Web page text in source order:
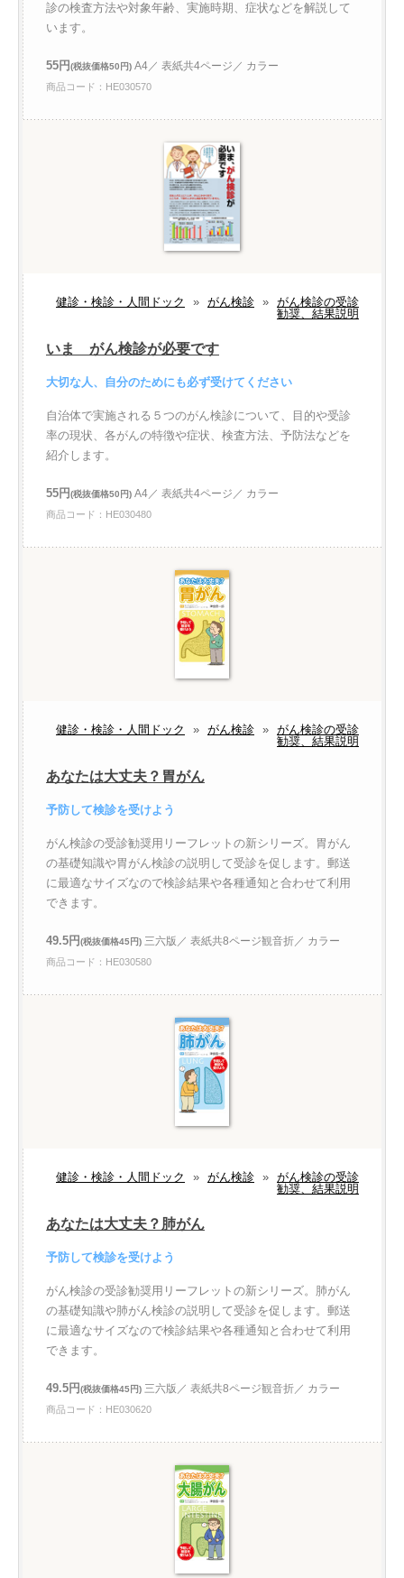
診の検査方法や対象年齢、実施時期、症状などを解説して
います。
55円(税抜価格50円) A4／ 表紙共4ページ／ カラー
商品コード：HE030570
健診・検診・人間ドック » がん検診 » がん検診の受診
勧奨、結果説明
いま がん検診が必要です
大切な人、自分のためにも必ず受けてください
自治体で実施される５つのがん検診について、目的や受診
率の現状、各がんの特徴や症状、検査方法、予防法などを
紹介します。
55円(税抜価格50円) A4／ 表紙共4ページ／ カラー
商品コード：HE030480
健診・検診・人間ドック » がん検診 » がん検診の受診
勧奨、結果説明
あなたは大丈夫？胃がん
予防して検診を受けよう
がん検診の受診勧奨用リーフレットの新シリーズ。胃がん
の基礎知識や胃がん検診の説明して受診を促します。郵送
に最適なサイズなので検診結果や各種通知と合わせて利用
できます。
49.5円(税抜価格45円) 三六版／ 表紙共8ページ観音折／ カラー
商品コード：HE030580
健診・検診・人間ドック » がん検診 » がん検診の受診
勧奨、結果説明
あなたは大丈夫？肺がん
予防して検診を受けよう
がん検診の受診勧奨用リーフレットの新シリーズ。肺がん
の基礎知識や肺がん検診の説明して受診を促します。郵送
に最適なサイズなので検診結果や各種通知と合わせて利用
できます。
49.5円(税抜価格45円) 三六版／ 表紙共8ページ観音折／ カラー
商品コード：HE030620